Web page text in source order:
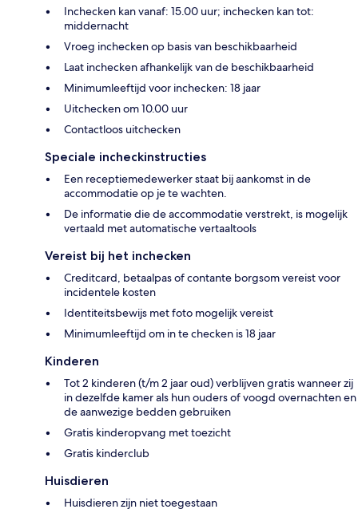
Inchecken kan vanaf: 15.00 uur; inchecken kan tot:
middernacht
Vroeg inchecken op basis van beschikbaarheid
Laat inchecken afhankelijk van de beschikbaarheid
Minimumleeftijd voor inchecken: 18 jaar
Uitchecken om 10.00 uur
Contactloos uitchecken
Speciale incheckinstructies
Een receptiemedewerker staat bij aankomst in de
accommodatie op je te wachten.
De informatie die de accommodatie verstrekt, is mogelijk
vertaald met automatische vertaaltools
Vereist bij het inchecken
Creditcard, betaalpas of contante borgsom vereist voor
incidentele kosten
Identiteitsbewijs met foto mogelijk vereist
Minimumleeftijd om in te checken is 18 jaar
Kinderen
Tot 2 kinderen (t/m 2 jaar oud) verblijven gratis wanneer zij
in dezelfde kamer als hun ouders of voogd overnachten en
de aanwezige bedden gebruiken
Gratis kinderopvang met toezicht
Gratis kinderclub
Huisdieren
Huisdieren zijn niet toegestaan